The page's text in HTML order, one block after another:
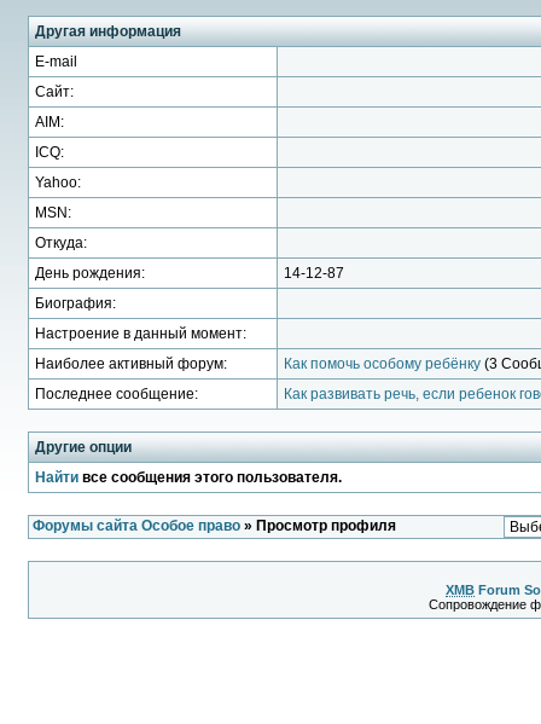
Другая информация
E-mail
Сайт:
AIM:
ICQ:
Yahoo:
MSN:
Откуда:
День рождения:
14-12-87
Биография:
Настроение в данный момент:
Наиболее активный форум:
Как помочь особому ребёнку(3
Последнее сообщение:
Как развивать речь, если ребенок
Другие опции
Найтивсе сообщения этого пользователя.
Форумы сайта Особое право» Просмотр профиля
XMB Forum
Сопровождение